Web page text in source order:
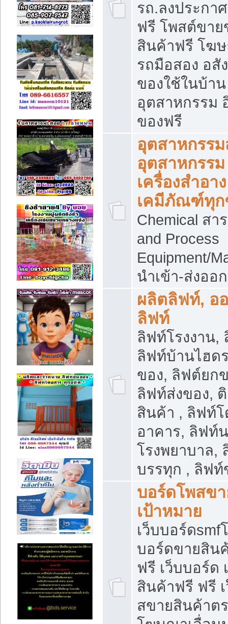
รถ.ลงประกา
ฟรี โพสต์ขา
สินค้าฟรี โฆ
รถมือสอง อสั
ของใช้ในบ้า
อุตสาหกรรม
ของฟรี
อุตสาหกรรม
อุตสาหกรรม
เครื่องสำอา
เคมีภัณฑ์ทุ
Chemical สา
and Process
Equipment/
นำเข้า-ส่งอ
ผลิตลิฟท์, อ
ลิฟท์
ลิฟท์โรงงาน
ลิฟท์บ้านไฮด
ของ, ลิฟต์ยก
ลิฟท์ส่งของ,
สินค้า , ลิฟท์
อาคาร, ลิฟท์
โรงพยาบาล,
บรรทุก , ลิฟท์
บอร์ดโพสข
เป้าหมาย
เว็บบอร์ดsmf
บอร์ดขายสิน
ฟรี เว็บบอร์ด
สินค้าฟรี ฟรี
สขายสินค้าต